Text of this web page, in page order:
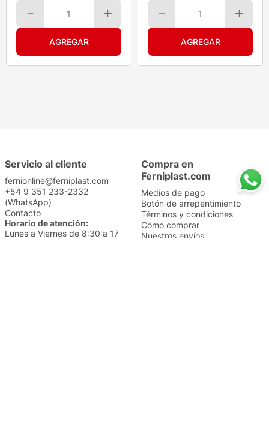
1 1
Servicio al cliente
fernionline@ferniplast.com
+54 9 351 233-2332
(WhatsApp)
Contacto
Horario de atención:
Lunes a Viernes de 8:30 a 17
Compra en
Ferniplast.com
Medios de pago
Botón de arrepentimiento
Términos y condiciones
Cómo comprar
Nuestros envíos